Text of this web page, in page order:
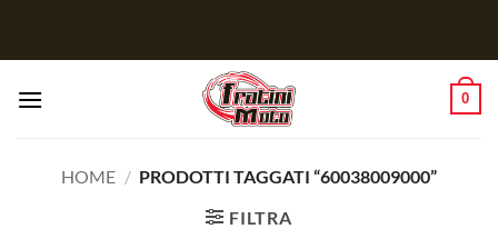
0
HOME / PRODOTTI TAGGATI “60038009000”
FILTRA